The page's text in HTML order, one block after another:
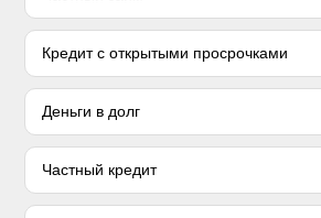
Кредит с открытыми просрочками
Деньги в долг
Частный кредит